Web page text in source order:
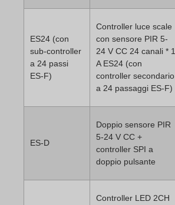
ES24 (con
sub-controller
a 24 passi
ES-F)
Controller luce scale
con sensore PIR 5-
24 V CC 24 canali * 1
A ES24 (con
controller secondario
a 24 passaggi ES-F)
ES-D
Doppio sensore PIR
5-24 V CC +
controller SPI a
doppio pulsante
Controller LED 2CH